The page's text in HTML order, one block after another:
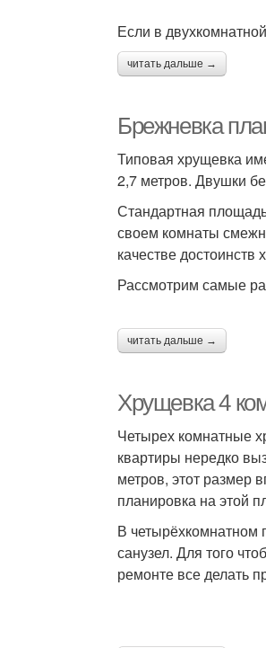
Если в
читать дальше →
Брежневка
Типовая хрущевка
2,7 метров. Двушки
Стандартная
своем комнаты
качестве
Рассмотрим самые
читать дальше →
Хрущевка 4
Четырех комнатные
квартиры нередко
метров, этот размер
планировка на этой
В четырёхкомнатном
санузел. Для того
ремонте все делать